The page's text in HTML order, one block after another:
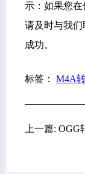
示：如果您在
请及时与我
成功。
标签：M4A